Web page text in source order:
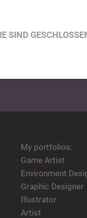
SIND
My portfolios:
Game Artist
Environment
Graphic Designer
Illustrator
Artist